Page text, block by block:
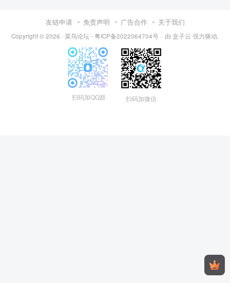
友链申请 免责声明 广告合作 关于我们
Copyright © 2026 · 菜鸟论坛-粤ICP备2022064704号 · 由 盒子云 强力驱动.
扫码加QQ群 扫码加微信